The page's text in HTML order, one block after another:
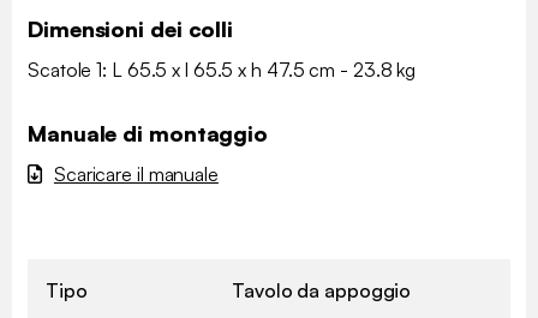
Dimensioni dei colli
Scatole 1: L 65.5 x l 65.5 x h 47.5 cm - 23.8 kg
Manuale di montaggio
Scaricare il manuale
Tipo Tavolo da appoggio